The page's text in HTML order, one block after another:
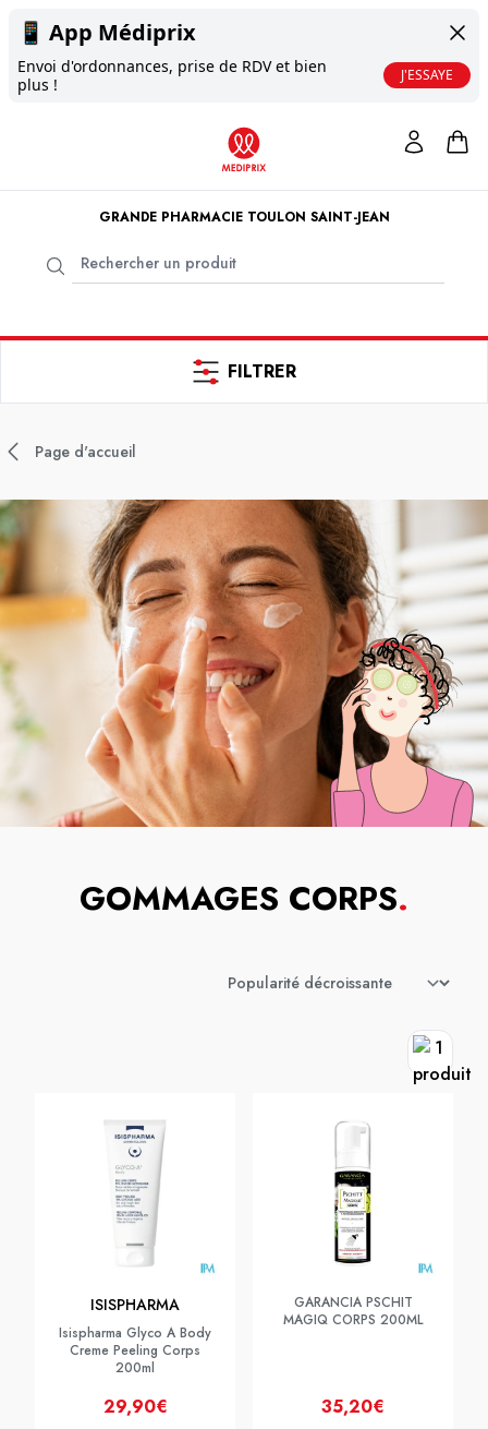
📱 App Médiprix
Envoi d'ordonnances, prise de RDV et bien
plus !
J'ESSAYE
GRANDE PHARMACIE TOULON SAINT-JEAN
FILTRER
Page d'accueil
GOMMAGES CORPS.
ISISPHARMA
Isispharma Glyco A Body
Creme Peeling Corps
200ml
29,90€
GARANCIA PSCHIT
MAGIQ CORPS 200ML
35,20€